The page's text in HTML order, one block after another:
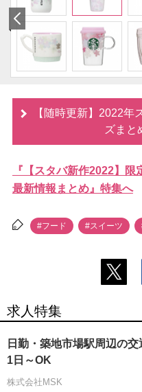
【随時更新】2022年
ズまと
『【スタバ新作2022】
最新情報まとめ』特集へ
#フード #スイーツ
求人特集
日勤・築地市場駅周辺の
1日～OK
株式会社MSK